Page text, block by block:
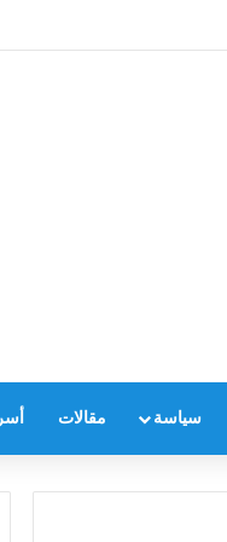
سياسة مقالات